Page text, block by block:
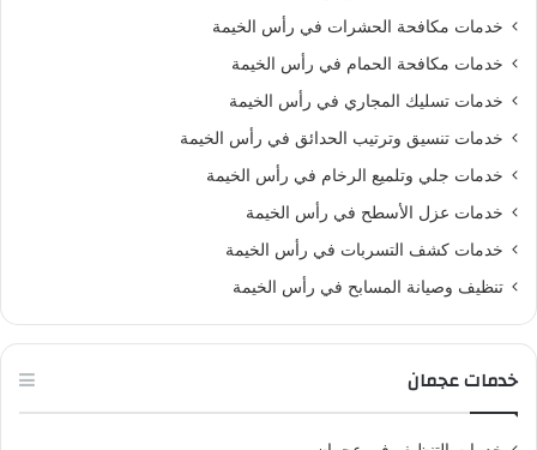
خدمات مكافحة الحشرات في رأس الخيمة
خدمات مكافحة الحمام في رأس الخيمة
خدمات تسليك المجاري في رأس الخيمة
خدمات تنسيق وترتيب الحدائق في رأس الخيمة
خدمات جلي وتلميع الرخام في رأس الخيمة
خدمات عزل الأسطح في رأس الخيمة
خدمات كشف التسربات في رأس الخيمة
تنظيف وصيانة المسابح في رأس الخيمة
خدمات عجمان